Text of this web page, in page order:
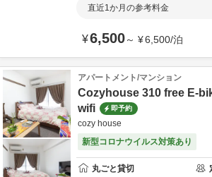
直近1か月の参考料金
¥6,500～ ¥6,500/泊
アパートメント/マンション
Cozyhouse 310 free E-
wifi
即予約
cozy house
新型コロナウイルス対策あり
丸ごと貸切